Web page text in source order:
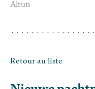
Altun
Retour au liste